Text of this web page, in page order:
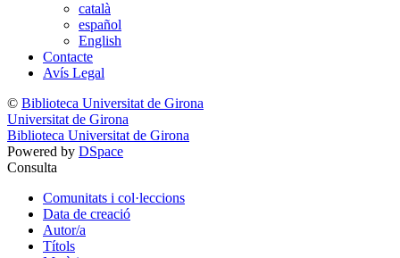
català
español
English
Contacte
Avís Legal
© Biblioteca Universitat de Girona
Universitat de Girona
Biblioteca Universitat de Girona
Powered by DSpace
Consulta
Comunitats i col·leccions
Data de creació
Autor/a
Títols